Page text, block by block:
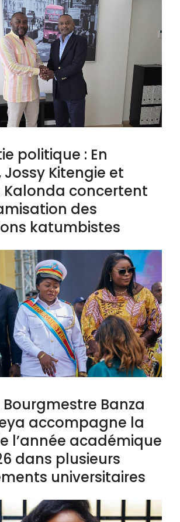
politique : En
Jossy Kitengie et
Kalonda concertent
des
katumbistes
Bourgmestre Banza
accompagne la
l’année académique
dans plusieurs
universitaires